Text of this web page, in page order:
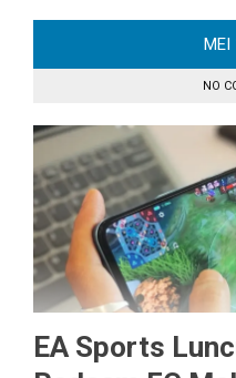
MEI
NO
EA Sports